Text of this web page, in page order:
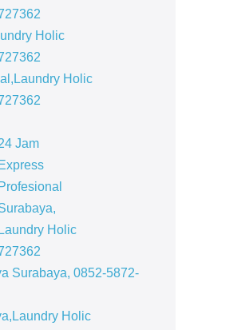
Holic
Holic
Jam
Holic
Surabaya, 0852-5872-
Holic